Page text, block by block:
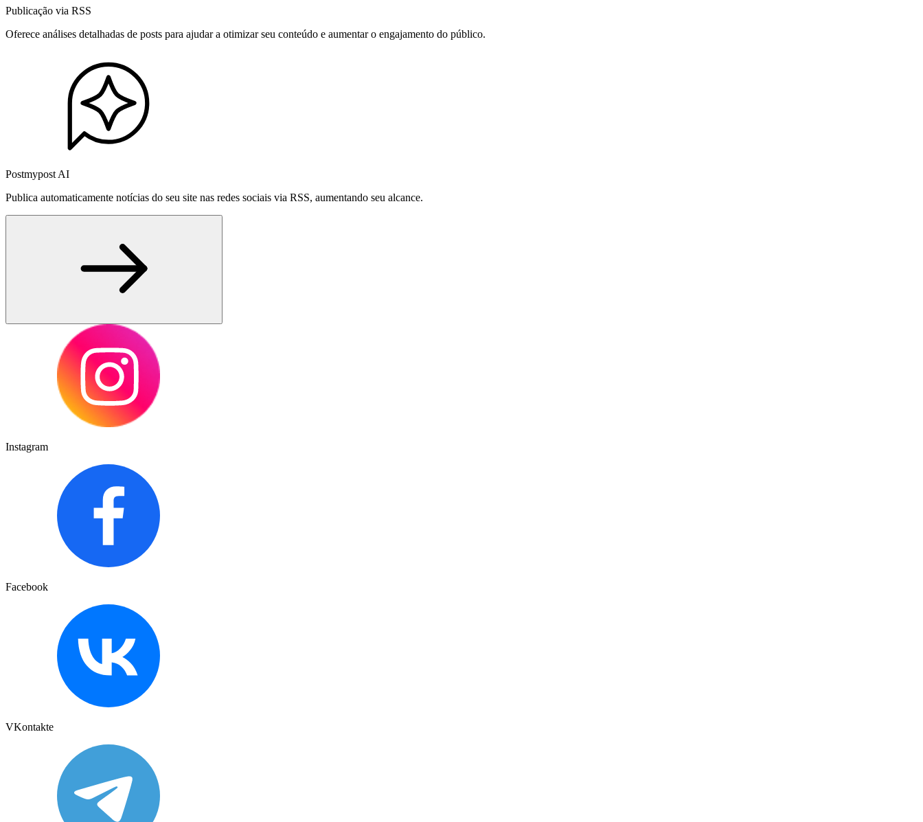
Publicação via RSS
Oferece análises detalhadas de posts para ajudar a otimizar seu conteúdo e aumentar o engajamento do público.
Postmypost AI
Publica automaticamente notícias do seu site nas redes sociais via RSS, aumentando seu alcance.
Instagram
Facebook
VKontakte